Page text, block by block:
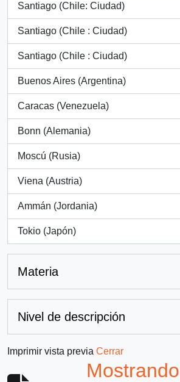
Santiago (Chile: Ciudad)
, 105 resultados
Santiago (Chile : Ciudad)
, 71 resultados
Santiago (Chile : Ciudad)
, 41 resultados
Buenos Aires (Argentina)
, 11 resultados
Caracas (Venezuela)
, 9 resultados
Bonn (Alemania)
, 7 resultados
Moscú (Rusia)
, 5 resultados
Viena (Austria)
, 5 resultados
Ammán (Jordania)
, 5 resultados
Tokio (Japón)
, 4 resultados
Materia
Nivel de descripción
Imprimir vista previa Cerrar